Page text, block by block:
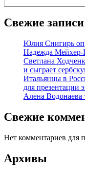
Свежие записи
Юлия Снигирь
Надежда Мейхер-
Светлана
и сыграет
Итальянцы в
для презентации
Алена
Свежие
Нет комментариев для
Архивы